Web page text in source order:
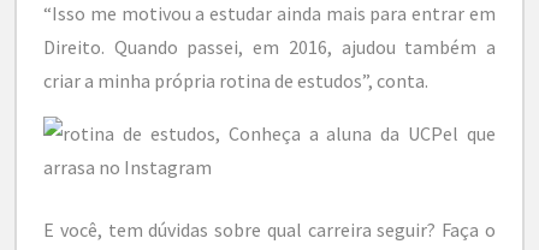
“Isso me motivou a estudar ainda mais para entrar em
Direito. Quando passei, em 2016, ajudou também a
criar a minha própria rotina de estudos”, conta.
E você, tem dúvidas sobre qual carreira seguir? Faça o